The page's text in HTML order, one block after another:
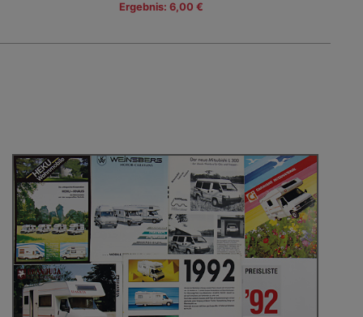
Ergebnis: 6,00 €